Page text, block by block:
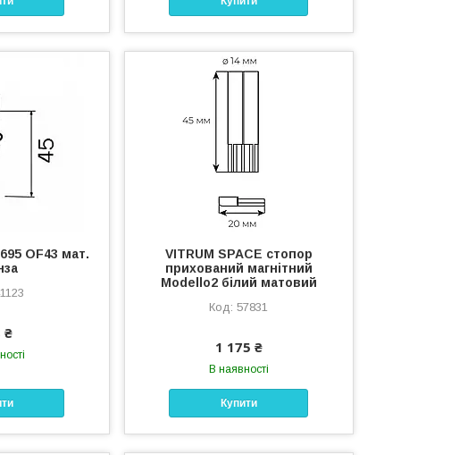
OF43 мат.
₴
VITRUM SPACE стопор
прихований магнітний
Modello2 білий матовий
57831
1 175 ₴
В наявності
Купити